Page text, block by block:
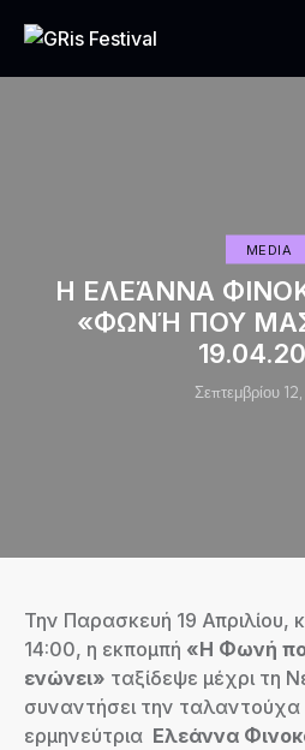
MEDIA
H ΕΛΕΆΝΝΑ
«ΦΩΝΉ ΠΟΥ ΜΑΣ
Σεπτεμβρίου
Την Παρασκευή 19 Απριλίου,
14:00, η εκπομπή «Η Φωνή
ενώνει» ταξίδεψε μέχρι τη
συναντήσει την ταλαντούχα
ερμηνεύτρια Ελεάννα